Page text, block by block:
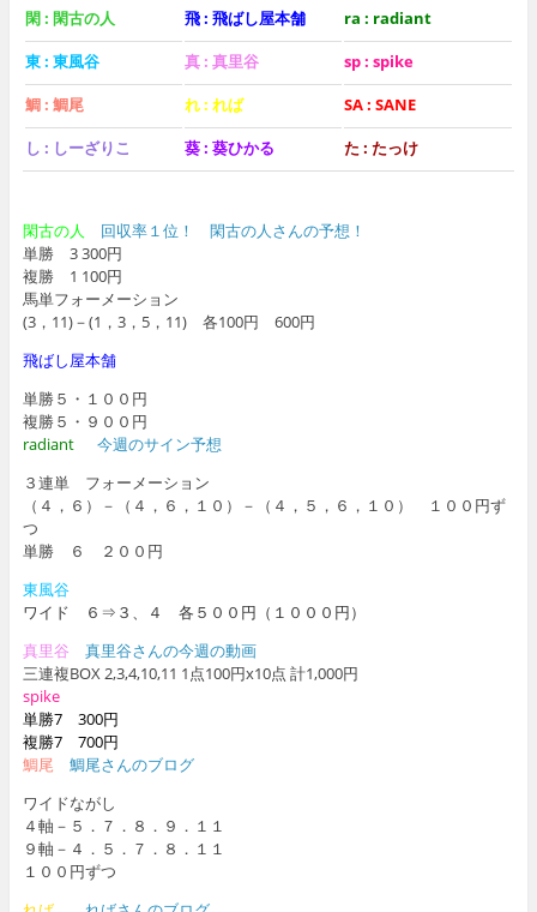
閑 : 閑古の人 飛 : 飛ばし屋本舗
ra : radiant
東 : 東風谷
真 : 真里谷
sp : spike
鯛 : 鯛尾
れ : れば
SA : SANE
し : しーざりこ
葵 : 葵ひかる た : たっけ
閑古の人 回収率１位！ 閑古の人さんの予想！
単勝 3 300円
複勝 1 100円
馬単フォーメーション
(3，11)－(1，3，5，11) 各100円 600円
飛ばし屋本舗
単勝５・１００円
複勝５・９００円
radiant
今週のサイン予想
３連単 フォーメーション
（４，６）－（４，６，１０）－（４，５，６，１０） １００円ず
つ
単勝 ６ ２００円
東風谷
ワイド ６⇒３、４ 各５００円（１０００円）
真里谷 真里谷さんの今週の動画
三連複BOX 2,3,4,10,11 1点100円x10点 計1,000円
spike
単勝7 300円
複勝7 700円
鯛尾
鯛尾さんのブログ
ワイドながし
４軸－５．７．８．９．１１
９軸－４．５．７．８．１１
１００円ずつ